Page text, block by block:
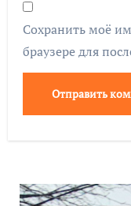
Сохранить моё
браузере для